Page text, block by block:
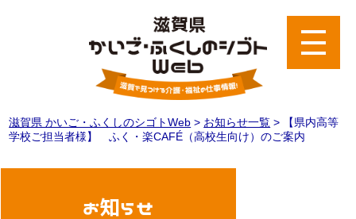
滋賀県 かいご・ふくしのシゴトWeb > お知らせ一覧 >
【県内高等
学校ご担当者様】 ふく・楽CAFÉ（高校生向け）のご案内
お知らせ